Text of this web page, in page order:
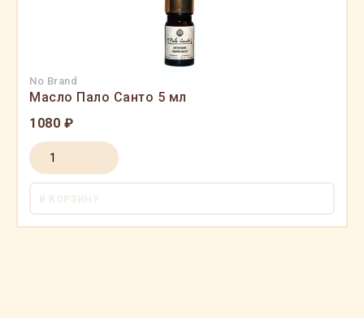
No Brand
Масло Пало Санто 5 мл
1080 ₽
В КОРЗИНУ